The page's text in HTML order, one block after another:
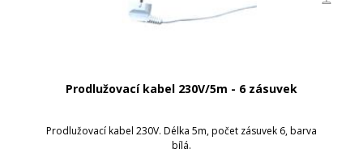
Prodlužovací kabel 230V/5m - 6 zásuvek
Prodlužovací kabel 230V. Délka 5m, počet zásuvek 6, barva
bílá.